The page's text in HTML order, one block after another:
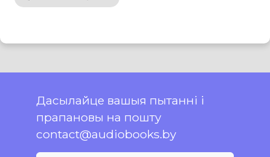
Дасылайце вашыя пытанні і
прапановы на пошту
contact@audiobooks.by